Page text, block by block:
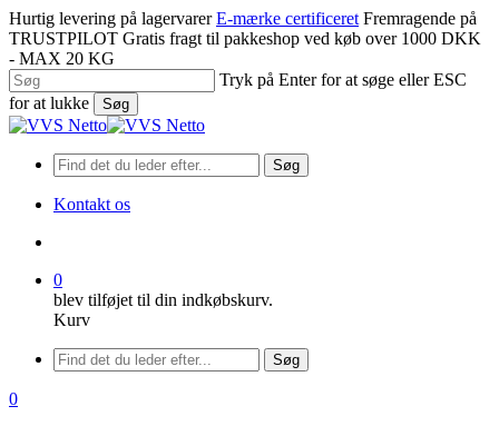
Spring
til
hovedindhold
Hurtig levering på lagervarer E-mærke certificeret Fremragende på
TRUSTPILOT Gratis fragt til pakkeshop ved køb over 1000 DKK
- MAX 20 KG
Tryk på Enter for at søge eller ESC
for at lukke
Søg
Luk
Søg
Kontakt os
0
blev tilføjet til din indkøbskurv.
Kurv
Menu
Søg
søge
0